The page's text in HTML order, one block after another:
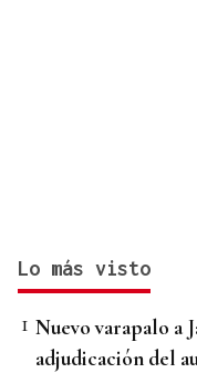
Lo más visto
Nuevo varapalo a
adjudicación del